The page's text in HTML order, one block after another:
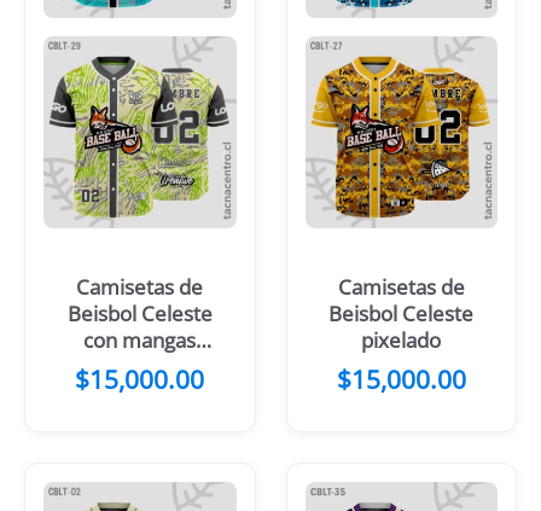
Camisetas de
Beisbol Celeste
con mangas
negras
$15,000.00
Camisetas de
Beisbol Celeste
pixelado
$15,000.00